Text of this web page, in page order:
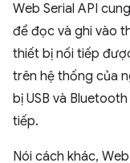
Web Serial API
để đọc và ghi vào
thiết bị nối tiếp
trên hệ thống của
bị USB và
tiếp.
Nói cách khác,